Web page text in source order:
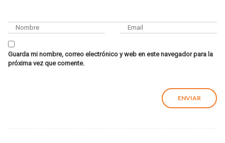
Guarda mi nombre, correo electrónico y web en este navegador para la
próxima vez que comente.